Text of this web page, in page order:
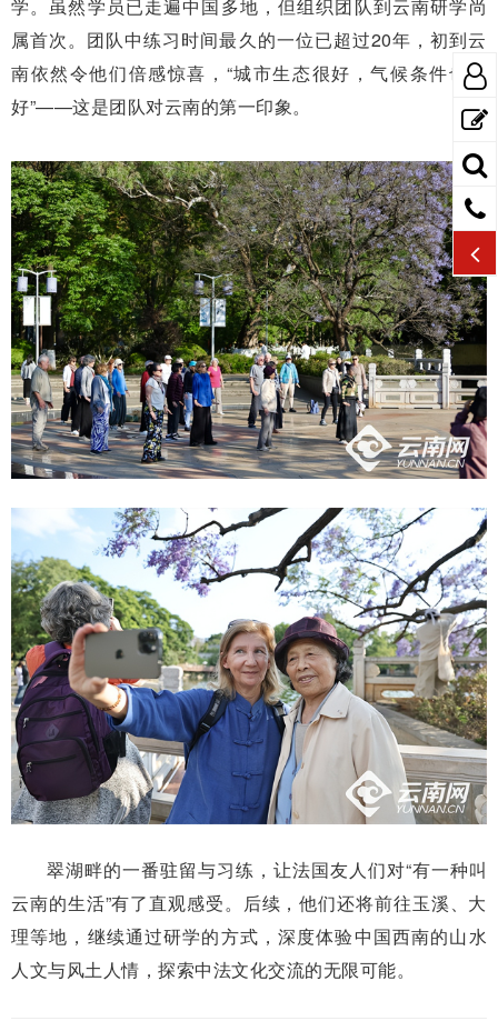
学。虽然学员已走遍中国多地，但组织团队到云南研学尚
属首次。团队中练习时间最久的一位已超过20年，初到云
南依然令他们倍感惊喜，“城市生态很好，气候条件也很
好”——这是团队对云南的第一印象。
翠湖畔的一番驻留与习练，让法国友人们对“有一种叫
云南的生活”有了直观感受。后续，他们还将前往玉溪、大
理等地，继续通过研学的方式，深度体验中国西南的山水
人文与风土人情，探索中法文化交流的无限可能。